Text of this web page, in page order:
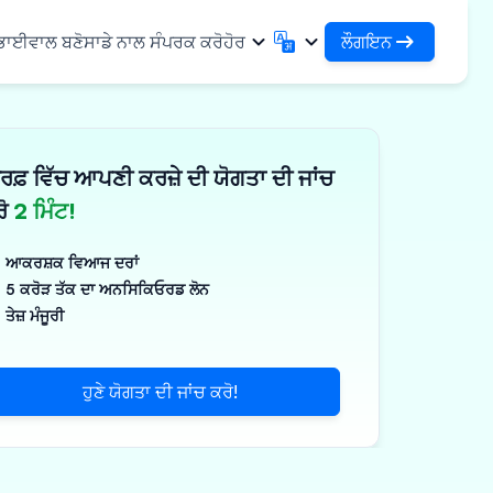
ਅਤੇ ਉਦਯੋਗਿਕ
ਅਤੇ ਮੈਡੀਕਲ
ਅਤੇ ਛੋਟੇ ਉਪਕਰਣ
ਬਣੋਸਾਡੇ ਨਾਲ ਸੰਪਰਕ ਕਰੋਹੋਰ
हिन्दी
ଓଡ଼ିଆ
తెలుగు
Telugu
বাংলা
ਲੌਗਇਨ
DSA ਵਜੋਂ ਲੌਗਇਨ ਕਰੋ
ਵਿੱਚ ਆਪਣੀ ਕਰਜ਼ੇ ਦੀ ਯੋਗਤਾ ਦੀ ਜਾਂਚ
2 ਮਿੰਟ!
ਆਕਰਸ਼ਕ ਵਿਆਜ ਦਰਾਂ
5 ਕਰੋੜ ਤੱਕ ਦਾ ਅਨਸਿਕਿਓਰਡ ਲੋਨ
ਤੇਜ਼ ਮੰਜੂਰੀ
ਹੁਣੇ ਯੋਗਤਾ ਦੀ ਜਾਂਚ ਕਰੋ!